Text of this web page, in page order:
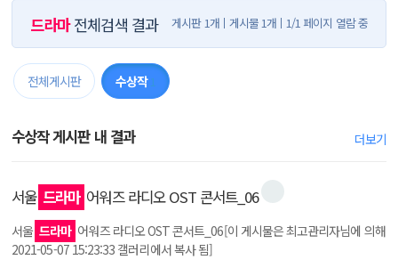
드라마전체검색 결과 게시판 1개 게시물 1개 1/1 페이지 열람 중
전체게시판 수상작 1
수상작 게시판 내 결과 더보기
서울 드라마 어워즈 라디오 OST 콘서트_06
서울 드라마 어워즈 라디오 OST 콘서트_06[이 게시물은 최고관리자님에 의해
2021-05-07 15:23:33 갤러리에서 복사 됨]